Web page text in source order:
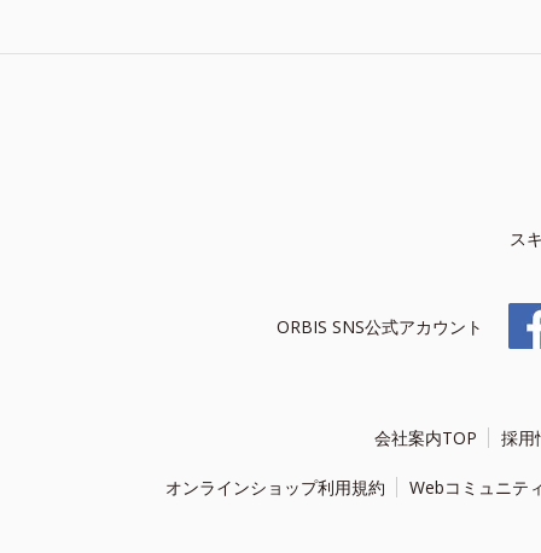
ス
ORBIS SNS公式アカウント
会社案内TOP 採用
オンラインショップ利用規約 Webコミュニテ